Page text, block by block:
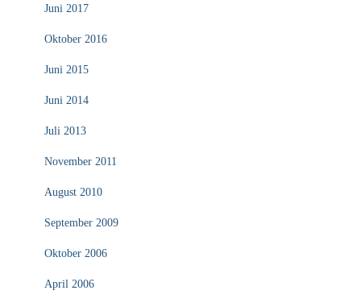
Juni 2017
Oktober 2016
Juni 2015
Juni 2014
Juli 2013
November 2011
August 2010
September 2009
Oktober 2006
April 2006